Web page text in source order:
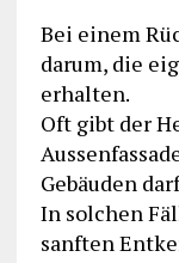
Bei einem
darum, die
erhalten.
Oft gibt der
Gebäuden
In solchen
sanften